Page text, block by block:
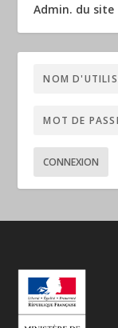
Admin. du site
CONNEXION